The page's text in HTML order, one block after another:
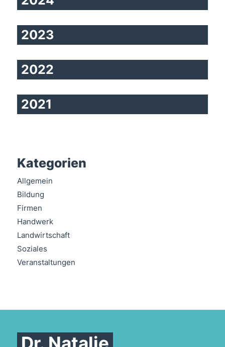
2023
2022
2021
Kategorien
Allgemein
Bildung
Firmen
Handwerk
Landwirtschaft
Soziales
Veranstaltungen